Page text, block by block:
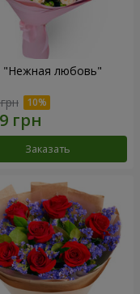
"Нежная любовь"
Заказать